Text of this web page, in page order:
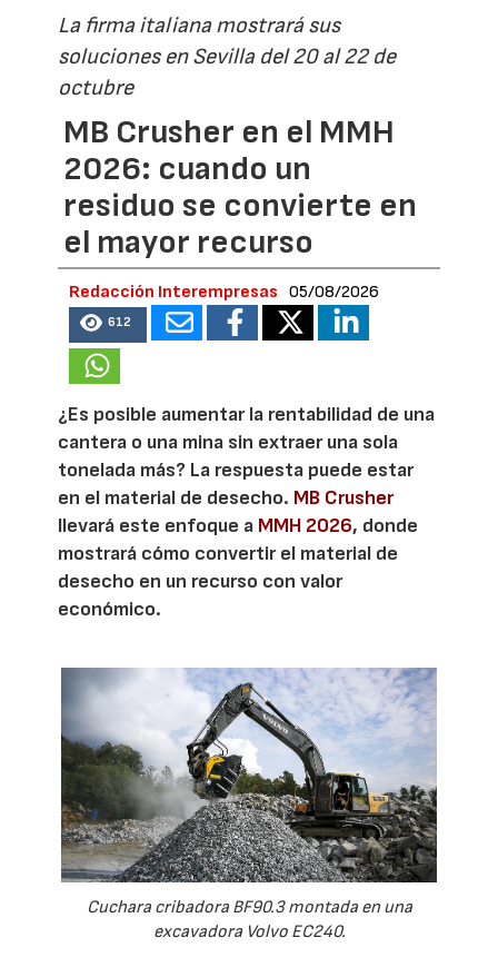
La firma italiana mostrará sus
soluciones en Sevilla del 20 al 22 de
octubre
MB Crusher en el MMH
2026: cuando un
residuo se convierte en
el mayor recurso
Redacción Interempresas 05/08/2026
612
¿Es posible aumentar la rentabilidad de una
cantera o una mina sin extraer una sola
tonelada más? La respuesta puede estar
en el material de desecho. MB Crusher
llevará este enfoque a MMH 2026, donde
mostrará cómo convertir el material de
desecho en un recurso con valor
económico.
Cuchara cribadora BF90.3 montada en una
excavadora Volvo EC240.